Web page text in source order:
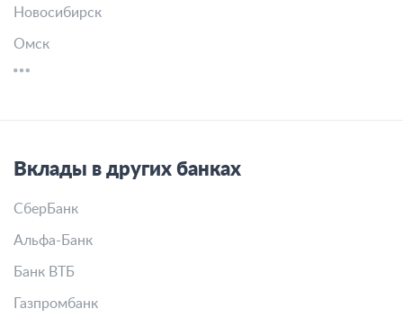
Новосибирск
Омск
Вклады в других банках
СберБанк
Альфа-Банк
Банк ВТБ
Газпромбанк